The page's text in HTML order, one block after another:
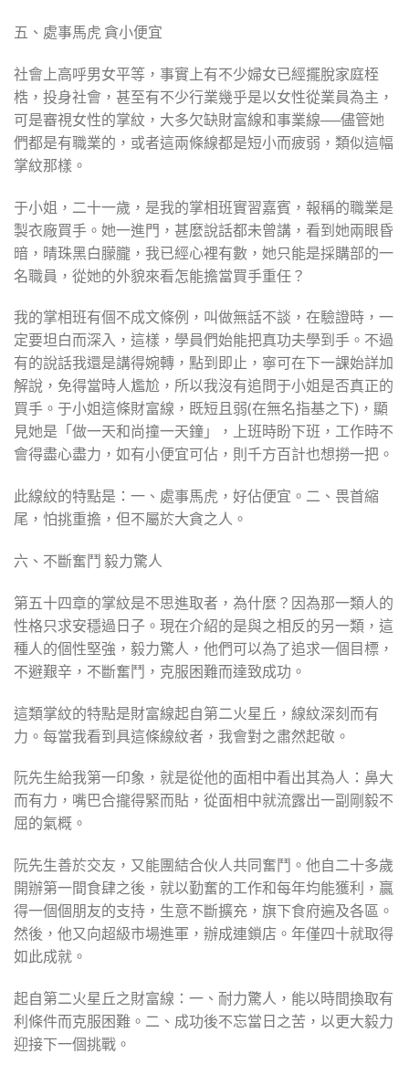
五、處事馬虎 貪小便宜
社會上高呼男女平等，事實上有不少婦女已經擺脫家庭桎
梏，投身社會，甚至有不少行業幾乎是以女性從業員為主，
可是審視女性的掌紋，大多欠缺財富線和事業線──儘管她
們都是有職業的，或者這兩條線都是短小而疲弱，類似這幅
掌紋那樣。
于小姐，二十一歲，是我的掌相班實習嘉賓，報稱的職業是
製衣廠買手。她一進門，甚麼說話都未曾講，看到她兩眼昏
暗，晴珠黑白朦朧，我已經心裡有數，她只能是採購部的一
名職員，從她的外貌來看怎能擔當買手重任？
我的掌相班有個不成文條例，叫做無話不談，在驗證時，一
定要坦白而深入，這樣，學員們始能把真功夫學到手。不過
有的說話我還是講得婉轉，點到即止，寧可在下一課始詳加
解說，免得當時人尷尬，所以我沒有追問于小姐是否真正的
買手。于小姐這條財富線，既短且弱(在無名指基之下)，顯
見她是「做一天和尚撞一天鐘」，上班時盼下班，工作時不
會得盡心盡力，如有小便宜可佔，則千方百計也想撈一把。
此線紋的特點是：一、處事馬虎，好佔便宜。二、畏首縮
尾，怕挑重擔，但不屬於大貪之人。
六、不斷奮鬥 毅力驚人
第五十四章的掌紋是不思進取者，為什麼？因為那一類人的
性格只求安穩過日子。現在介紹的是與之相反的另一類，這
種人的個性堅強，毅力驚人，他們可以為了追求一個目標，
不避艱辛，不斷奮鬥，克服困難而達致成功。
這類掌紋的特點是財富線起自第二火星丘，線紋深刻而有
力。每當我看到具這條線紋者，我會對之肅然起敬。
阮先生給我第一印象，就是從他的面相中看出其為人：鼻大
而有力，嘴巴合攏得緊而貼，從面相中就流露出一副剛毅不
屈的氣概。
阮先生善於交友，又能團結合伙人共同奮鬥。他自二十多歲
開辦第一間食肆之後，就以勤奮的工作和每年均能獲利，贏
得一個個朋友的支持，生意不斷擴充，旗下食府遍及各區。
然後，他又向超級市場進軍，辦成連鎖店。年僅四十就取得
如此成就。
起自第二火星丘之財富線：一、耐力驚人，能以時間換取有
利條件而克服困難。二、成功後不忘當日之苦，以更大毅力
迎接下一個挑戰。